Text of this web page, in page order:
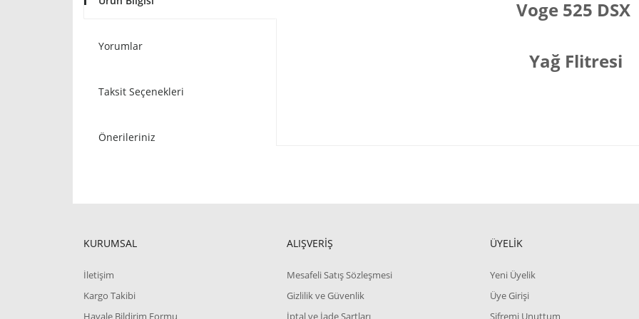
Yorumlar
Taksit Seçenekleri
Önerileriniz
Voge 525 DSX
Yağ Flitresi
KURUMSAL
İletişim
Kargo Takibi
Havale Bildirim Formu
ALIŞVERİŞ
Mesafeli Satış Sözleşmesi
Gizlilik ve Güvenlik
İptal ve İade Şartları
ÜYELİK
Yeni Üyelik
Üye Girişi
Şifremi Unuttum